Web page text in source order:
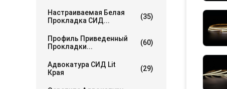
Настраиваемая Белая
Прокладка СИД...
(35)
Профиль Приведенный
Прокладки...
(60)
Адвокатура СИД Lit
Края
(29)